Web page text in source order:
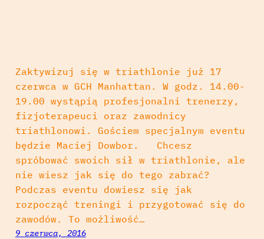
Zaktywizuj się w triathlonie już 17
czerwca w GCH Manhattan. W godz. 14.00-
19.00 wystąpią profesjonalni trenerzy,
fizjoterapeuci oraz zawodnicy
triathlonowi. Gościem specjalnym eventu
będzie Maciej Dowbor. Chcesz
spróbować swoich sił w triathlonie, ale
nie wiesz jak się do tego zabrać?
Podczas eventu dowiesz się jak
rozpocząć treningi i przygotować się do
zawodów. To możliwość…
9 czerwca, 2016